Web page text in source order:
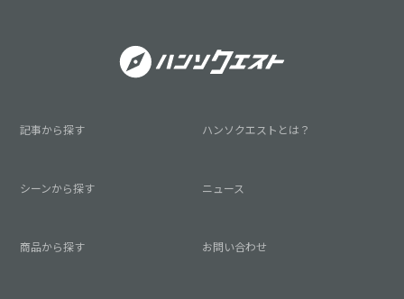
記事から探す
シーンから探す
商品から探す
ハンソクエストとは？
ニュース
お問い合わせ